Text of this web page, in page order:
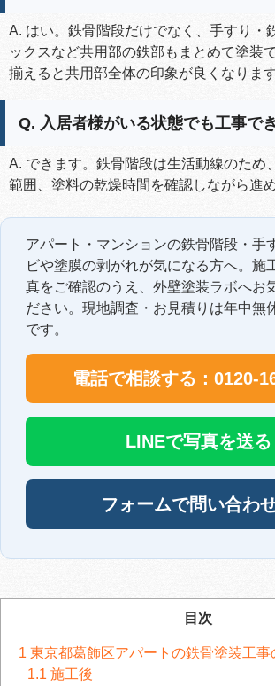
A. はい。鉄骨階段だけでなく、手すり・
ックスなど共用部の鉄部もまとめて塗装
揃えると共用部全体の印象が良くなります
Q. 入居者様がいる状態でも工事で
A. できます。鉄骨階段は生活動線のため
範囲、塗料の乾燥時間を確認しながら進め
アパート・マンションの鉄骨階段・手
ビや塗膜の剥がれが気になる方へ。施
真をご確認のうえ、外壁塗装ラボへお
ださい。現地調査・お見積りは年中無
です。
電話で相談する：0120-
LINEで写真を送る
フォームで問い合わ
目次
1 東京都葛飾区アパートの鉄骨塗装工事
1.1 施工後